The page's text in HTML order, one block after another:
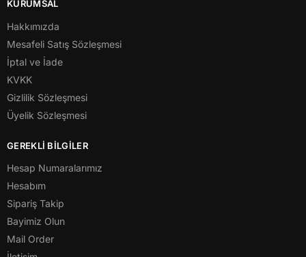
KURUMSAL
Hakkımızda
Mesafeli Satış Sözleşmesi
İptal ve İade
KVKK
Gizlilik Sözleşmesi
Üyelik Sözleşmesi
GEREKLİ BİLGİLER
Hesap Numaralarımız
Hesabım
Sipariş Takip
Bayimiz Olun
Mail Order